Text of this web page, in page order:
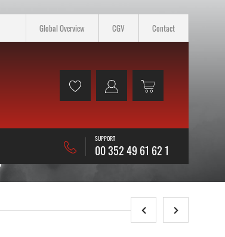
Global Overview CGV Contact
SUPPORT
00 352 49 61 62 1